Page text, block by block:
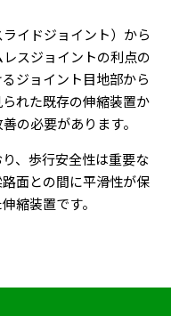
イドジョイント）から
スジョイントの利点の
ジョイント目地部から
れた既存の伸縮装置か
の必要があります。
、歩行安全性は重要な
面との間に平滑性が保
縮装置です。